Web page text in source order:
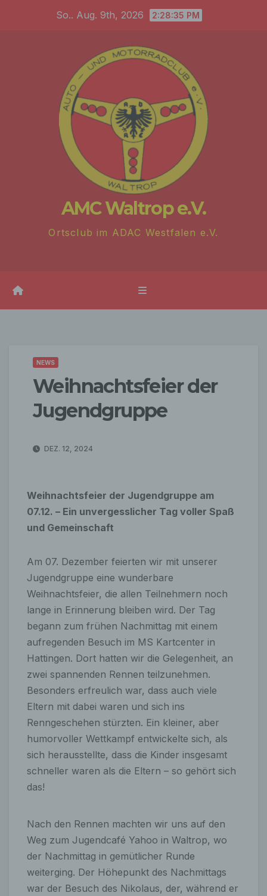
So.. Aug. 9th, 2026 2:28:36 PM
AMC Waltrop e.V.
Ortsclub im ADAC Westfalen e.V.
NEWS
Weihnachtsfeier der
Jugendgruppe
DEZ. 12, 2024
Weihnachtsfeier der Jugendgruppe am
07.12. – Ein unvergesslicher Tag voller Spaß
und Gemeinschaft
Am 07. Dezember feierten wir mit unserer
Jugendgruppe eine wunderbare
Weihnachtsfeier, die allen Teilnehmern noch
lange in Erinnerung bleiben wird. Der Tag
begann zum frühen Nachmittag mit einem
aufregenden Besuch im MS Kartcenter in
Hattingen. Dort hatten wir die Gelegenheit, an
zwei spannenden Rennen teilzunehmen.
Besonders erfreulich war, dass auch viele
Eltern mit dabei waren und sich ins
Renngeschehen stürzten. Ein kleiner, aber
humorvoller Wettkampf entwickelte sich, als
sich herausstellte, dass die Kinder insgesamt
schneller waren als die Eltern – so gehört sich
das!
Nach den Rennen machten wir uns auf den
Weg zum Jugendcafé Yahoo in Waltrop, wo
der Nachmittag in gemütlicher Runde
weiterging. Der Höhepunkt des Nachmittags
war der Besuch des Nikolaus, der, während er